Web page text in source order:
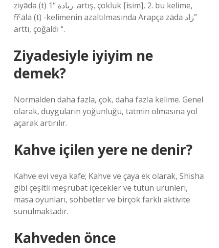
ziyāda (t) زيادة “1. artış, çokluk [isim], 2. bu kelime,
fiˁāla (t) -kelimenin azaltılmasında Arapça zāda زاد”
arttı, çoğaldı “.
Ziyadesiyle iyiyim ne
demek?
Normalden daha fazla, çok, daha fazla kelime. Genel
olarak, duyguların yoğunluğu, tatmin olmasına yol
açarak artırılır.
Kahve içilen yere ne denir?
Kahve evi veya kafe; Kahve ve çaya ek olarak, Shisha
gibi çeşitli meşrubat içecekler ve tütün ürünleri,
masa oyunları, sohbetler ve birçok farklı aktivite
sunulmaktadır.
Kahveden önce